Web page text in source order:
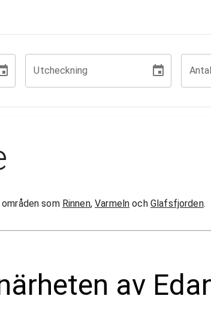
Utcheckning
som Rinnen,Varmeln och Glafsfjorden.
av